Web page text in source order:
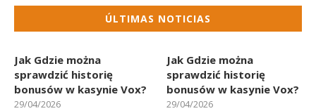
ÚLTIMAS NOTICIAS
Jak Gdzie można
sprawdzić historię
bonusów w kasynie Vox?
29/04/2026
Jak Gdzie można
sprawdzić historię
bonusów w kasynie Vox?
29/04/2026